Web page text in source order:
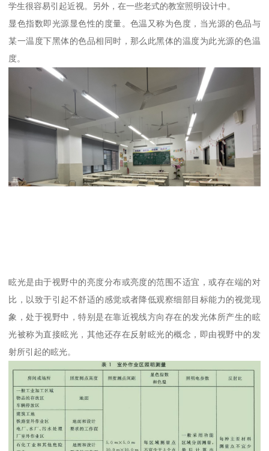
学生很容易引起近视。另外，在一些老式的教室照明设计中。
显色指数即光源显色性的度量。色温又称为色度，当光源的色品与
某一温度下黑体的色品相同时，那么此黑体的温度为此光源的色温
度。
眩光是由于视野中的亮度分布或亮度的范围不适宜，或存在端的对
比，以致于引起不舒适的感觉或者降低观察细部目标能力的视觉现
象，处于视野中，特别是在靠近视线方向存在的发光体所产生的眩
光被称为直接眩光，其他还存在反射眩光的概念，即由视野中的发
射所引起的眩光。